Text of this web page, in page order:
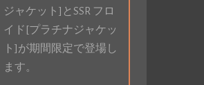
ジャケット]とSSR フロ
イド[プラチナジャケッ
ト]が期間限定で登場し
ます。